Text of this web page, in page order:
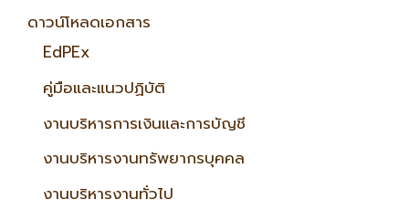
ดาวน์โหลดเอกสาร
EdPEx
คู่มือและแนวปฏิบัติ
งานบริหารการเงินและการบัญชี
งานบริหารงานทรัพยากรบุคคล
งานบริหารงานทั่วไป